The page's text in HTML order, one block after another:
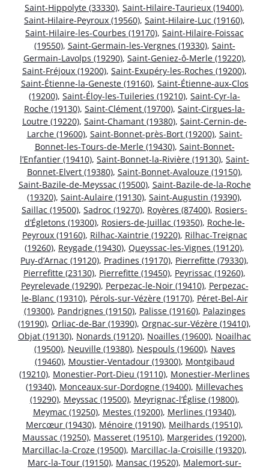
Saint-Hippolyte (33330), Saint-Hilaire-Taurieux (19400),
Saint-Hilaire-Peyroux (19560), Saint-Hilaire-Luc (19160),
Saint-Hilaire-les-Courbes (19170), Saint-Hilaire-Foissac
(19550), Saint-Germain-les-Vergnes (19330), Saint-
Germain-Lavolps (19290), Saint-Geniez-ô-Merle (19220),
Saint-Fréjoux (19200), Saint-Exupéry-les-Roches (19200),
Saint-Étienne-la-Geneste (19160), Saint-Étienne-aux-Clos
(19200), Saint-Éloy-les-Tuileries (19210), Saint-Cyr-la-
Roche (19130), Saint-Clément (19700), Saint-Cirgues-la-
Loutre (19220), Saint-Chamant (19380), Saint-Cernin-de-
Larche (19600), Saint-Bonnet-près-Bort (19200), Saint-
Bonnet-les-Tours-de-Merle (19430), Saint-Bonnet-
l’Enfantier (19410), Saint-Bonnet-la-Rivière (19130), Saint-
Bonnet-Elvert (19380), Saint-Bonnet-Avalouze (19150),
Saint-Bazile-de-Meyssac (19500), Saint-Bazile-de-la-Roche
(19320), Saint-Aulaire (19130), Saint-Augustin (19390),
Saillac (19500), Sadroc (19270), Royères (87400), Rosiers-
d’Égletons (19300), Rosiers-de-Juillac (19350), Roche-le-
Peyroux (19160), Rilhac-Xaintrie (19220), Rilhac-Treignac
(19260), Reygade (19430), Queyssac-les-Vignes (19120),
Puy-d’Arnac (19120), Pradines (19170), Pierrefitte (79330),
Pierrefitte (23130), Pierrefitte (19450), Peyrissac (19260),
Peyrelevade (19290), Perpezac-le-Noir (19410), Perpezac-
le-Blanc (19310), Pérols-sur-Vézère (19170), Péret-Bel-Air
(19300), Pandrignes (19150), Palisse (19160), Palazinges
(19190), Orliac-de-Bar (19390), Orgnac-sur-Vézère (19410),
Objat (19130), Nonards (19120), Noailles (19600), Noailhac
(19500), Neuville (19380), Nespouls (19600), Naves
(19460), Moustier-Ventadour (19300), Montgibaud
(19210), Monestier-Port-Dieu (19110), Monestier-Merlines
(19340), Monceaux-sur-Dordogne (19400), Millevaches
(19290), Meyssac (19500), Meyrignac-l’Église (19800),
Meymac (19250), Mestes (19200), Merlines (19340),
Mercœur (19430), Ménoire (19190), Meilhards (19510),
Maussac (19250), Masseret (19510), Margerides (19200),
Marcillac-la-Croze (19500), Marcillac-la-Croisille (19320),
Marc-la-Tour (19150), Mansac (19520), Malemort-sur-